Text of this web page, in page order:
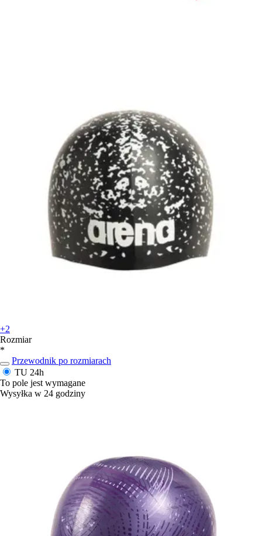
+2
Rozmiar
*
Przewodnik po rozmiarach
TU 24h
To pole jest wymagane
Wysyłka w 24 godziny